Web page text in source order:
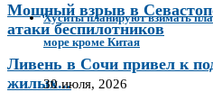
Мощный взрыв в
атаки беспилотников
Ливень в Сочи привел к
жилых...
Хуситы планируют взимать
море кроме Китая
30 июля, 2026